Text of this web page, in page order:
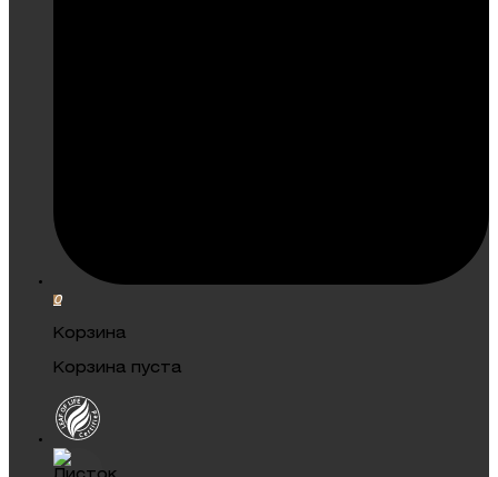
0
Корзина
Корзина пуста